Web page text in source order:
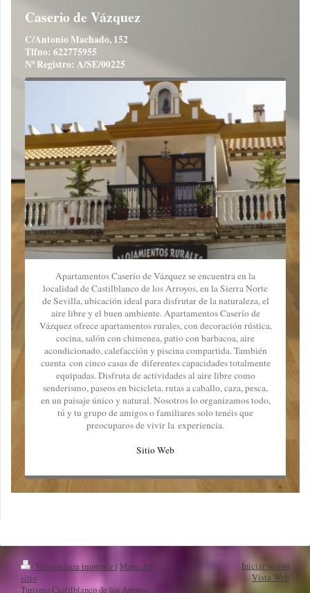
Caserio de Vázquez
C/Antonio Machado, 152
Tlfno: 622775955
Nº Registro: A/SE/00225
Apartamentos Caserío de Vázquez se encuentra en la
localidad de Castilblanco de los Arroyos, en la Sierra Norte
de Sevilla, ubicación ideal para disfrutar de la naturaleza, el
aire libre y el buen ambiente. Apartamentos Caserío de
Vázquez ofrece apartamentos rurales, con decoración rústica,
cocina, salón con chimenea, patio con barbacoa, aire
acondicionado, calefacción y piscina compartida. También
cuenta con cinco casas de diferentes capacidades totalmente
equipadas. Disfruta de actividades al aire libre como
senderismo, paseos en bicicleta, rutas a caballo, caza, pesca,
en un paisaje único y natural. Nosotros lo organizamos todo,
tú y tu grupo de amigos o familiares solo tenéis que
preocuparos de vivir la experiencia.
Sitio Web
Versión para imprimir | Mapa del
sitio
Turismo Castilblanco de los Arroyos:
Iniciar sesión
Vista Web